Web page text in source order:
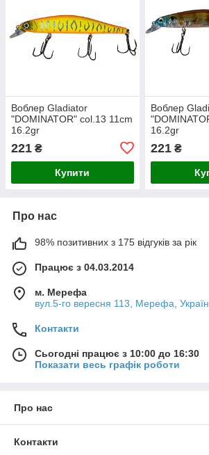
Воблер Gladiator
"DOMINATOR" col.13 11cm
16.2gr
221 ₴
Купити
Воблер
16.2gr
221₴
Про нас
98% позитивних з 175 відгуків за рік
Працює з 04.03.2014
м. Мерефа
вул.5-го вересня 113, Мерефа,
Контакти
Сьогодні працює з 10:00 до 16:30
Показати весь графік роботи
Про нас
Контакти